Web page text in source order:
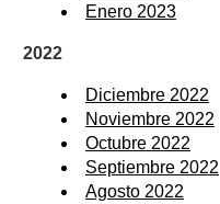
Enero 2023
2022
Diciembre 2022
Noviembre 2022
Octubre 2022
Septiembre 2022
Agosto 2022